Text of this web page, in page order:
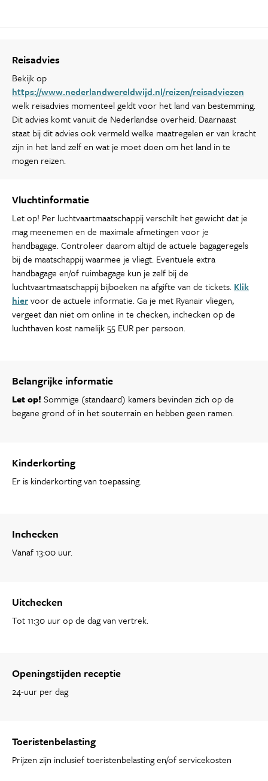
Reisadvies
Bekijk op
https://www.nederlandwereldwijd.nl/reizen/reisadviezen
welk reisadvies momenteel geldt voor het land van bestemming.
Dit advies komt vanuit de Nederlandse overheid. Daarnaast
staat bij dit advies ook vermeld welke maatregelen er van kracht
zijn in het land zelf en wat je moet doen om het land in te
mogen reizen.
Vluchtinformatie
Let op! Per luchtvaartmaatschappij verschilt het gewicht dat je
mag meenemen en de maximale afmetingen voor je
handbagage. Controleer daarom altijd de actuele bagageregels
bij de maatschappij waarmee je vliegt. Eventuele extra
handbagage en/of ruimbagage kun je zelf bij de
luchtvaartmaatschappij bijboeken na afgifte van de tickets. Klik
hiervoor de actuele informatie. Ga je met Ryanair vliegen,
vergeet dan niet om online in te checken, inchecken op de
luchthaven kost namelijk 55 EUR per persoon.
Belangrijke informatie
Let op! Sommige (standaard) kamers bevinden zich op de
begane grond of in het souterrain en hebben geen ramen.
Kinderkorting
Er is kinderkorting van toepassing.
Inchecken
Vanaf 13:00 uur.
Uitchecken
Tot 11:30 uur op de dag van vertrek.
Openingstijden receptie
24-uur per dag
Toeristenbelasting
Prijzen zijn inclusief toeristenbelasting en/of servicekosten